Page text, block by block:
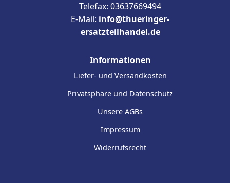
Telefax: 03637669494
E-Mail: info@thueringer-
ersatzteilhandel.de
Informationen
Liefer- und Versandkosten
Privatsphäre und Datenschutz
Unsere AGBs
Impressum
Widerrufsrecht